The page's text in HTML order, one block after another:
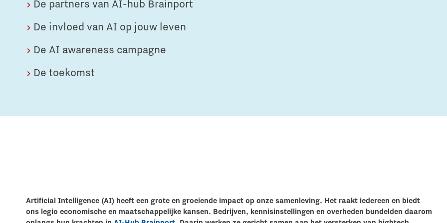
Brainport Networking Financials
De partners van AI-hub Brainport
De invloed van AI op jouw leven
De AI awareness campagne
De toekomst
Artificial Intelligence (AI) heeft een grote en groeiende impact op onze samenleving. Het raakt iedereen en biedt
ons legio economische en maatschappelijke kansen. Bedrijven, kennisinstellingen en overheden bundelden daarom